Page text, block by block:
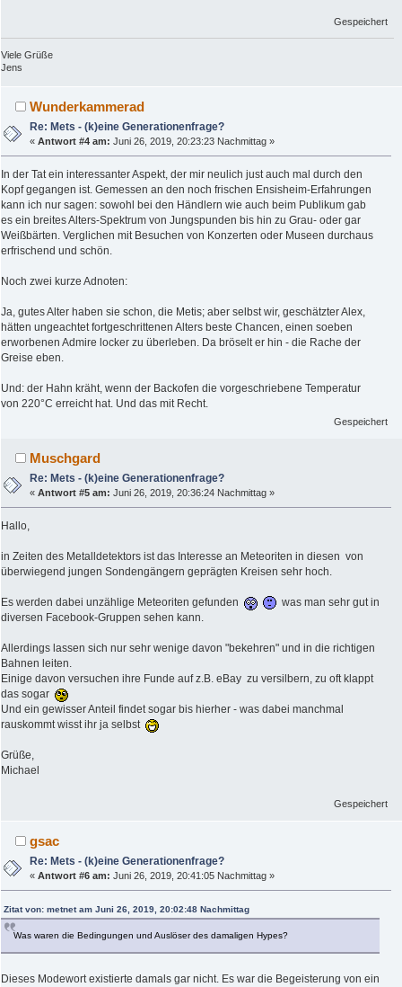
Gespeichert
Viele Grüße
Jens
Wunderkammerad
Re: Mets - (k)eine Generationenfrage?
«Antwort #4 am: Juni 26, 2019, 20:23:23 Nachmittag »
In der Tat ein interessanter Aspekt, der mir neulich just auch mal durch den
Kopf gegangen ist. Gemessen an den noch frischen Ensisheim-Erfahrungen
kann ich nur sagen: sowohl bei den Händlern wie auch beim Publikum gab
es ein breites Alters-Spektrum von Jungspunden bis hin zu Grau- oder gar
Weißbärten. Verglichen mit Besuchen von Konzerten oder Museen durchaus
erfrischend und schön.
Noch zwei kurze Adnoten:
Ja, gutes Alter haben sie schon, die Metis; aber selbst wir, geschätzter Alex,
hätten ungeachtet fortgeschrittenen Alters beste Chancen, einen soeben
erworbenen Admire locker zu überleben. Da bröselt er hin - die Rache der
Greise eben.
Und: der Hahn kräht, wenn der Backofen die vorgeschriebene Temperatur
von 220°C erreicht hat. Und das mit Recht.
Gespeichert
Muschgard
Re: Mets - (k)eine Generationenfrage?
«Antwort #5 am: Juni 26, 2019, 20:36:24 Nachmittag »
Hallo,
in Zeiten des Metalldetektors ist das Interesse an Meteoriten in diesen von
überwiegend jungen Sondengängern geprägten Kreisen sehr hoch.
Es werden dabei unzählige Meteoriten gefunden
was man sehr gut in
diversen Facebook-Gruppen sehen kann.
Allerdings lassen sich nur sehr wenige davon "bekehren" und in die richtigen
Bahnen leiten.
Einige davon versuchen ihre Funde auf z.B. eBay zu versilbern, zu oft klappt
das sogar
Und ein gewisser Anteil findet sogar bis hierher - was dabei manchmal
rauskommt wisst ihr ja selbst
Grüße,
Michael
Gespeichert
gsac
Re: Mets - (k)eine Generationenfrage?
«Antwort #6 am: Juni 26, 2019, 20:41:05 Nachmittag »
Zitat von: metnet am Juni 26, 2019, 20:02:48 Nachmittag
Was waren die Bedingungen und Auslöser des damaligen Hypes?
Dieses Modewort existierte damals gar nicht. Es war die Begeisterung von ein